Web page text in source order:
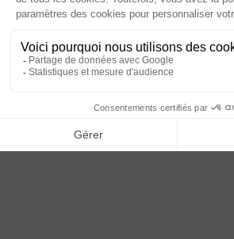
Nos tutos
Connexion / Inscription
2018 - 2026 © Tessella, Tous